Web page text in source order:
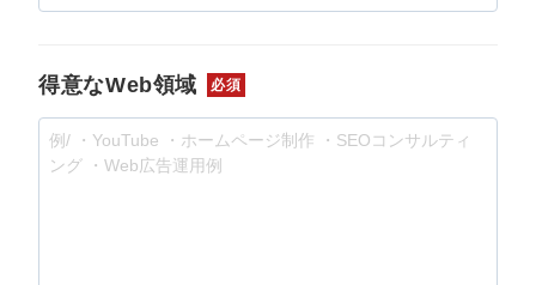
得意なWeb領域 必須